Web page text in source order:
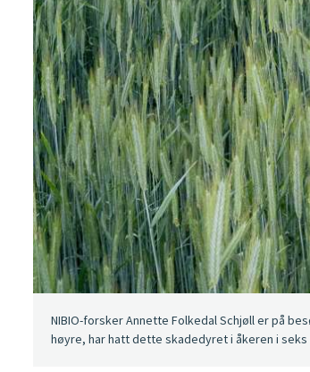
NIBIO-forsker Annette Folkedal Schjøll er på
høyre, har hatt dette skadedyret i åkeren i seks